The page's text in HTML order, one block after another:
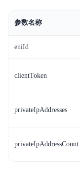
常见问题
视频专区
参数名称
eniId
clientToken
privateIpAddresses
privateIpAddressCount